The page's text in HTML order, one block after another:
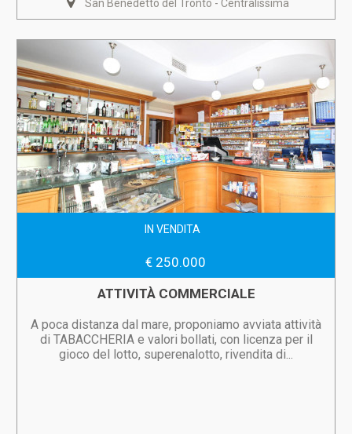
San Benedetto del Tronto - Centralissima
IN VENDITA
€ 250.000
ATTIVITÀ COMMERCIALE
A poca distanza dal mare, proponiamo avviata attività
di TABACCHERIA e valori bollati, con licenza per il
gioco del lotto, superenalotto, rivendita di...